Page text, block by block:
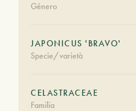
Género
JAPONICUS 'BRAVO'
Specie/varietà
CELASTRACEAE
Familia